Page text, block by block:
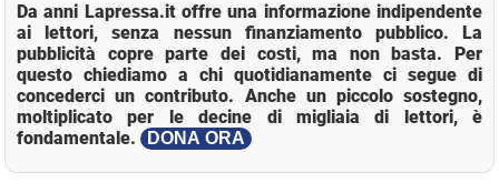
Da anni Lapressa.it offre una informazione indipendente
ai lettori, senza nessun finanziamento pubblico. La
pubblicità copre parte dei costi, ma non basta. Per
questo chiediamo a chi quotidianamente ci segue di
concederci un contributo. Anche un piccolo sostegno,
moltiplicato per le decine di migliaia di lettori, è
fondamentale.
DONA ORA